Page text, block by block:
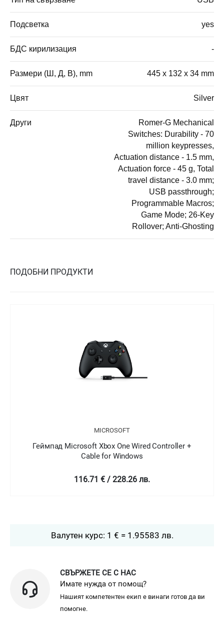
Подсветка yes
БДС кирилизация -
Размери (Ш, Д, В), mm 445 x 132 x 34 mm
Цвят Silver
Други
Romer-G Mechanical
Switches: Durability - 70
million keypresses,
Actuation distance - 1.5 mm,
Actuation force - 45 g, Total
travel distance - 3.0 mm;
USB passthrough;
Programmable Macros;
Game Mode; 26-Key
Rollover; Anti-Ghosting
ПОДОБНИ ПРОДУКТИ
MICROSOFT
Геймпад Microsoft Xbox One Wired Controller +
Cable for Windows
116.71 € / 228.26 лв.
Валутен курс: 1 € = 1.95583 лв.
СВЪРЖЕТЕ СЕ С НАС
Имате нужда от помощ?
Нашият компетентен екип е винаги готов да ви
помогне.